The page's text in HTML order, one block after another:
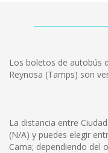
Los boletos de autobús
Reynosa (Tamps) son
La distancia entre
(N/A) y puedes elegir
Cama; dependiendo del